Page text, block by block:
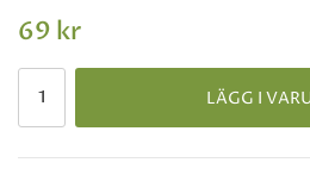
69 kr
LÄGG I